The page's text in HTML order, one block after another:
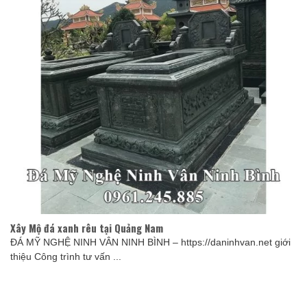
Xây Mộ đá xanh rêu tại Quảng Nam
ĐÁ MỸ NGHỆ NINH VÂN NINH BÌNH – https://daninhvan.net giới
thiệu Công trình tư vấn ...